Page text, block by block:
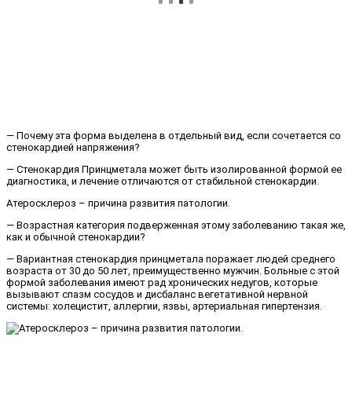
— Почему эта форма выделена в отдельный вид, если сочетается со
стенокардией напряжения?
— Стенокардия Принцметала может быть изолированной формой ее
диагностика, и лечение отличаются от стабильной стенокардии.
Атеросклероз – причина развития патологии.
— Возрастная категория подверженная этому заболеванию такая же,
как и обычной стенокардии?
— Вариантная стенокардия принцметала поражает людей среднего
возраста от 30 до 50 лет, преимущественно мужчин. Больные с этой
формой заболевания имеют рад хронических недугов, которые
вызывают спазм сосудов и дисбаланс вегетативной нервной
системы: холецистит, аллергии, язвы, артериальная гипертензия.